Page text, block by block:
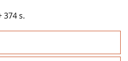
374 s.